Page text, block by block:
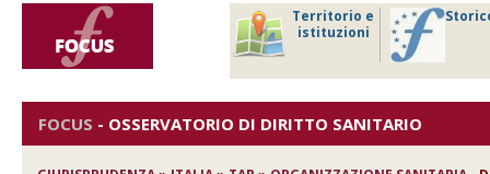
Territorio e
istituzioni
FOCUS - OSSERVATORIO DI DIRITTO SANITARIO